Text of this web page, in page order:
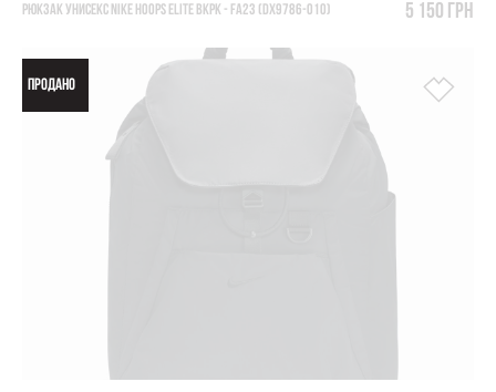
РЮКЗАК УНИСЕКС NIKE HOOPS ELITE BKPK - FA23 (DX9786-010) 5 150 грн
ПРОДАНО